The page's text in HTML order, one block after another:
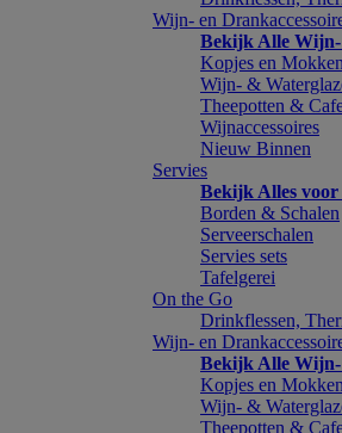
Wijn- en
Bekijk Alle Wijn-
Kopjes en Mokken
Wijn- &
Theepotten &
Wijnaccessoires
Nieuw Binnen
Servies
Bekijk Alles voor
Borden & Schalen
Serveerschalen
Servies sets
Tafelgerei
On the Go
Drinkflessen,
Wijn- en
Bekijk Alle Wijn-
Kopjes en Mokken
Wijn- &
Theepotten &